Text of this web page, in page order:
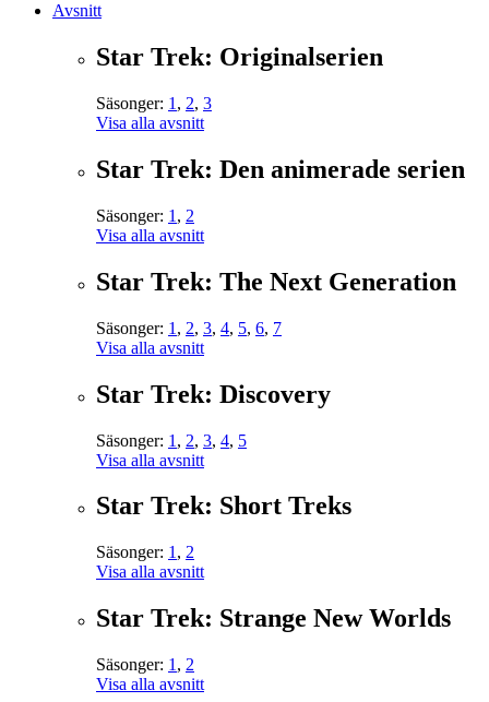
Avsnitt
Star Trek: Originalserien
Säsonger: 1 , 2, 3
Visa alla avsnitt
Star Trek: Den animerade serien
Säsonger: 1 , 2
Visa alla avsnitt
Star Trek: The Next Generation
Säsonger: 1 , 2, 3, 4, 5, 6, 7
Visa alla avsnitt
Star Trek: Discovery
Säsonger: 1 , 2, 3, 4, 5
Visa alla avsnitt
Star Trek: Short Treks
Säsonger: 1 , 2
Visa alla avsnitt
Star Trek: Strange New Worlds
Säsonger: 1 , 2
Visa alla avsnitt